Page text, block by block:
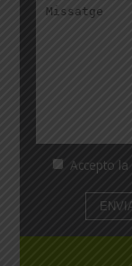
Accepto la